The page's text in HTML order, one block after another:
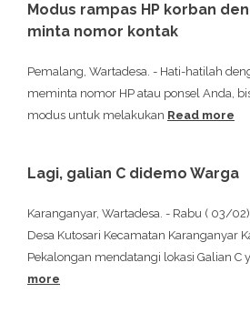
Modus rampas HP korban
minta nomor kontak
Pemalang, Wartadesa. - Hati-hatilah
meminta nomor HP atau ponsel Anda,
modus untuk melakukan Read more
Lagi, galian C didemo Warga
Karanganyar, Wartadesa. - Rabu ( 03/
Desa Kutosari Kecamatan Karanganyar
Pekalongan mendatangi lokasi Galian C
more